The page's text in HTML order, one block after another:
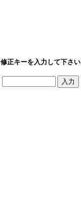
修正キーを入力して下さい